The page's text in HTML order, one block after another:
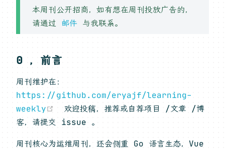
本周刊公开招商，如有想在周刊投放广告的，
请通过 邮件 与我联系。
0 ，前言
周刊维护在：
https://github.com/eryajf/learning-
weekly
(opens new window)
欢迎投稿，推荐或自荐项目 /文章 /博
客，请提交 issue 。
周刊核心为运维周刊，还会侧重 Go 语言生态，Vue